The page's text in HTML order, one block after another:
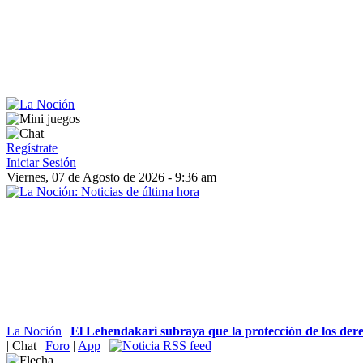
Regístrate
Iniciar Sesión
Viernes, 07 de Agosto de 2026 - 9:36 am
La Noción | El Lehendakari subraya que la protección de los
| Chat | Foro | App |